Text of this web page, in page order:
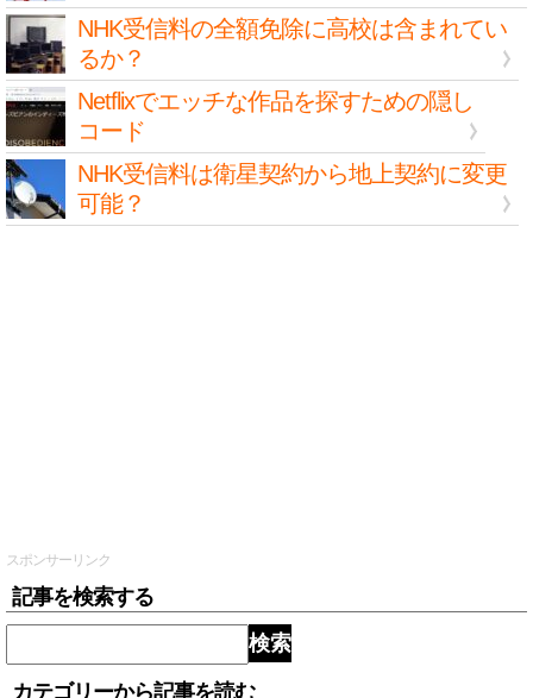
NHK受信料の全額免除に高校は含まれてい
るか？
Netflixでエッチな作品を探すための隠し
コード
NHK受信料は衛星契約から地上契約に変更
可能？
スポンサーリンク
記事を検索する
検索
カテゴリーから記事を読む